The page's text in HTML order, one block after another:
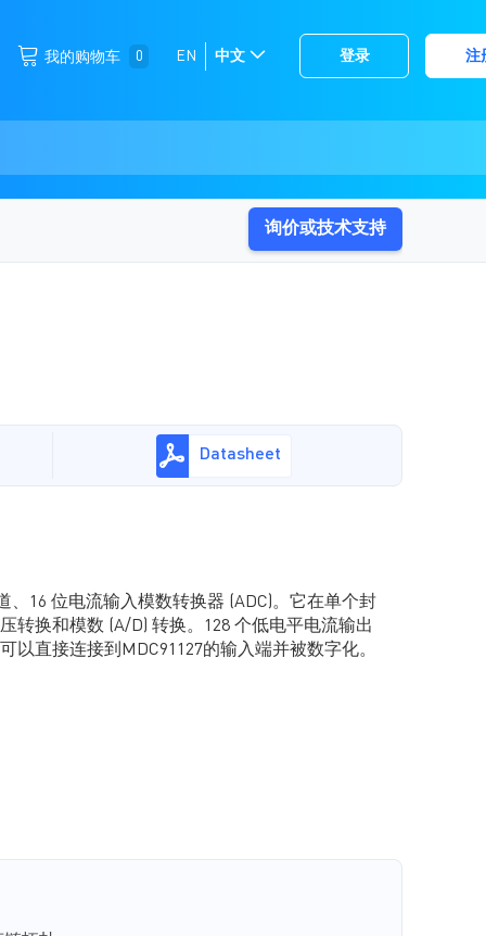
我的购物车 0 登录 注
跳
到
EN
选
中文
询价或技术支持
Datasheet
、16 位电流输入模数转换器 (ADC)。它在单个封
转换和模数 (A/D) 转换。128 个低电平电流输出
以直接连接到MDC91127的输入端并被数字化。